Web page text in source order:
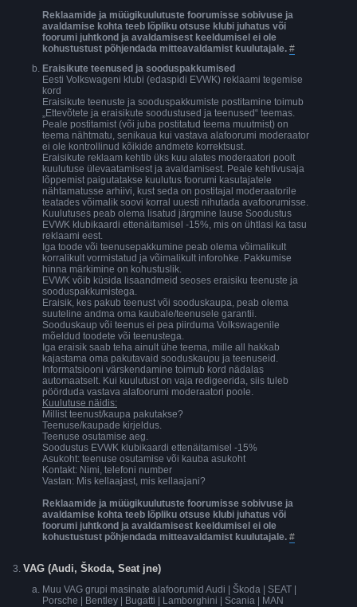
Reklaamide ja müügikuulutuste foorumisse sobivuse ja
avaldamise kohta teeb lõpliku otsuse klubi juhatus või
foorumi juhtkond ja avaldamisest keeldumisel ei ole
kohustustust põhjendada mitteavaldamist kuulutajale. #
Eraisikute teenused ja sooduspakkumised
Eesti Volkswageni klubi (edaspidi EVWK) reklaami tegemise
kord
Eraisikute teenuste ja sooduspakkumiste postitamine toimub
„Ettevõtete ja eraisikute soodustused ja teenused“ teemas.
Peale postitamist (või juba postitatud teema muutmist) on
teema nähtmatu, senikaua kui vastava alafoorumi moderaator
ei ole kontrollinud kõikide andmete korrektsust.
Eraisikute reklaam kehtib üks kuu alates moderaatori poolt
kuulutuse ülevaatamisest ja avaldamisest. Peale kehtivusaja
lõppemist paigutatakse kuulutus foorumi kasutajatele
nähtamatusse arhiivi, kust seda on postitajal moderaatorile
teatades võimalik soovi korral uuesti nihutada avafoorumisse.
Kuulutuses peab olema lisatud järgmine lause Soodustus
EVWK klubikaardi ettenäitamisel -15%, mis on ühtlasi ka tasu
reklaami eest.
Iga toode või teenusepakkumine peab olema võimalikult
korralikult vormistatud ja võimalikult inforohke. Pakkumise
hinna märkimine on kohustuslik.
EVWK võib küsida lisaandmeid seoses eraisiku teenuste ja
sooduspakkumistega.
Eraisik, kes pakub teenust või sooduskaupa, peab olema
suuteline andma oma kaubale/teenusele garantii.
Sooduskaup või teenus ei pea piirduma Volkswagenile
mõeldud toodete või teenustega.
Iga eraisik saab teha ainult ühe teema, mille all hakkab
kajastama oma pakutavaid sooduskaupu ja teenuseid.
Informatsiooni värskendamine toimub kord nädalas
automaatselt. Kui kuulutust on vaja redigeerida, siis tuleb
pöörduda vastava alafoorumi moderaatori poole.
Kuulutuse näidis:
Millist teenust/kaupa pakutakse?
Teenuse/kaupade kirjeldus.
Teenuse osutamise aeg.
Soodustus EVWK klubikaardi ettenäitamisel -15%
Asukoht: teenuse osutamise või kauba asukoht
Kontakt: Nimi, telefoni number
Vastan: Mis kellaajast, mis kellaajani?
Reklaamide ja müügikuulutuste foorumisse sobivuse ja
avaldamise kohta teeb lõpliku otsuse klubi juhatus või
foorumi juhtkond ja avaldamisest keeldumisel ei ole
kohustustust põhjendada mitteavaldamist kuulutajale. #
VAG (Audi, Škoda, Seat jne)
Muu VAG grupi masinate alafoorumid Audi | Škoda | SEAT |
Porsche | Bentley | Bugatti | Lamborghini | Scania | MAN